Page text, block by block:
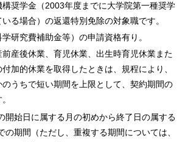
構奨学金（2003年度までに大学院第一種奨学
る場合）の返還特別免除の対象職です。
研究費補助金等）の申請資格有り。
産後休業、育児休業、出生時育児休業また
加的休業を取得したときは、規程により、
のうちで短い期間を上限として、契約期間の
開始日に属する月の初めから終了日の属する
の期間（ただし、重複する期間については、